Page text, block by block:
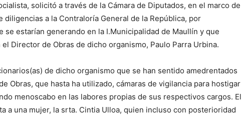
solicitó a través de la Cámara de Diputados, en el marco de
diligencias a la Contraloría General de la República, por
estarían generando en la I.Municipalidad de Maullín y que
Director de Obras de dicho organismo, Paulo Parra Urbina.
de dicho organismo que se han sentido amedrentados
Obras, que hasta ha utilizado, cámaras de vigilancia para hostigar
menoscabo en las labores propias de sus respectivos cargos. El
a una mujer, la srta. Cintia Ulloa, quien incluso con posterioridad